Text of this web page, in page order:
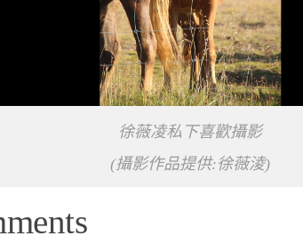
徐薇凌私下喜歡攝影
(攝影作品提供:徐薇淩)